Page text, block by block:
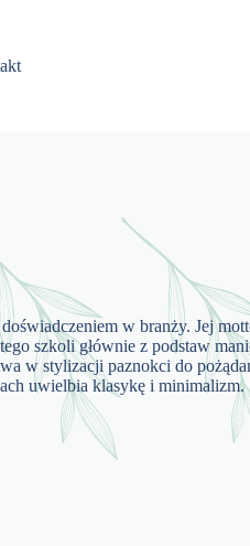
w branży. Jej
szkoli głównie z podstaw
w stylizacji paznokci do
uwielbia klasykę i